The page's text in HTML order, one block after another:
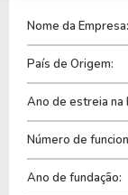
A empresa é
P1NW34, ou
através do
Nome da Empresa:
País de Origem:
Ano de estreia na
Número de
Ano de fundação: